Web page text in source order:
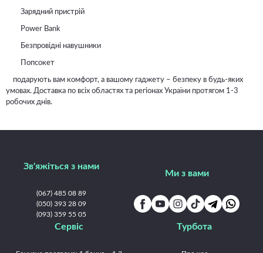
Зарядний пристрій
Power Bank
Безпровідні навушники
Попсокет
подарують вам комфорт, а вашому гаджету – безпеку в будь-яких
умовах. Доставка по всіх областях та регіонах України протягом 1-3
робочих днів.
Зв'яжіться з нами
(067) 485 08 89
(050) 393 28 09
(093) 359 55 05
Ми з вами
Сервіс Турбота